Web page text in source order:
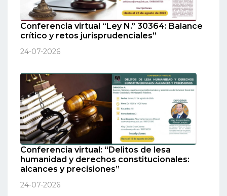
Conferencia virtual “Ley N.º 30364: Balance
crítico y retos jurisprudenciales”
24-07-2026
Conferencia virtual: “Delitos de lesa
humanidad y derechos constitucionales:
alcances y precisiones”
24-07-2026